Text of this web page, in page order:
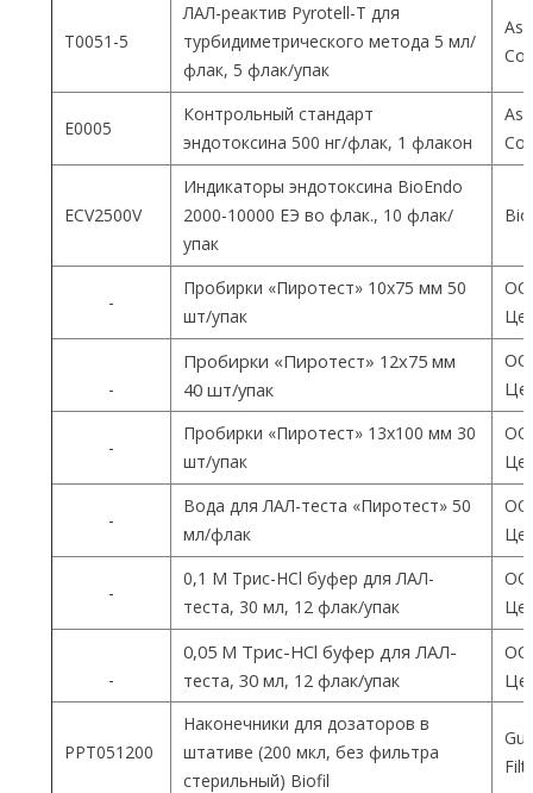
T0051-5
ЛАЛ-реактив Pyrotell-T для
турбидиметрического метода 5 мл/
флак, 5 флак/упак
E0005
Контрольный стандарт
эндотоксина 500 нг/флак, 1 флакон
ECV2500V
Индикаторы эндотоксина BioEndo
2000-10000 ЕЭ во флак., 10 флак/
упак
-
Пробирки «Пиротест» 10х75 мм 50
шт/упак
-
Пробирки «Пиротест» 12х75 мм
40 шт/упак
-
Пробирки «Пиротест» 13х100 мм 30
шт/упак
-
Вода для ЛАЛ-теста «Пиротест» 50
мл/флак
-
0,1 М Трис-HCl буфер для ЛАЛ-
теста, 30 мл, 12 флак/упак
-
0,05 М Трис-HCl буфер для ЛАЛ-
теста, 30 мл, 12 флак/упак
PPT051200
Наконечники для дозаторов в
штативе (200 мкл, без фильтра
стерильный) Biofil